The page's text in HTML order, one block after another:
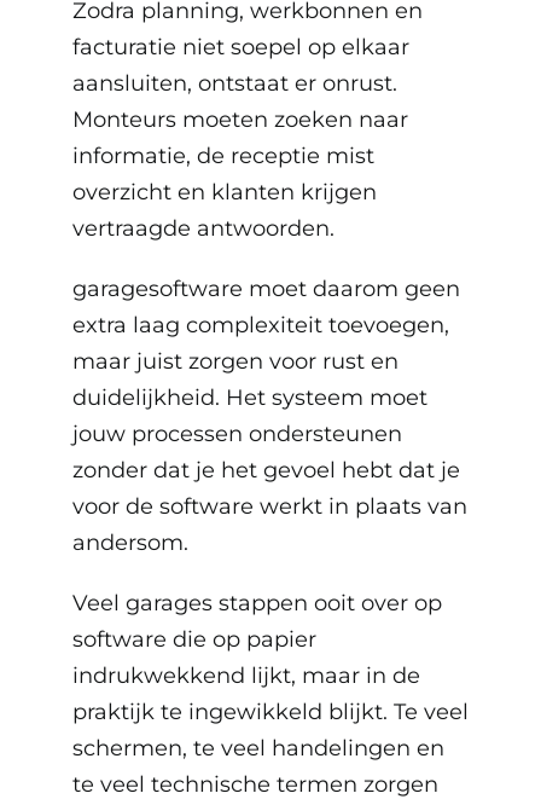
Zodra planning, werkbonnen en
facturatie niet soepel op elkaar
aansluiten, ontstaat er onrust.
Monteurs moeten zoeken naar
informatie, de receptie mist
overzicht en klanten krijgen
vertraagde antwoorden.
garagesoftware moet daarom geen
extra laag complexiteit toevoegen,
maar juist zorgen voor rust en
duidelijkheid. Het systeem moet
jouw processen ondersteunen
zonder dat je het gevoel hebt dat je
voor de software werkt in plaats van
andersom.
Veel garages stappen ooit over op
software die op papier
indrukwekkend lijkt, maar in de
praktijk te ingewikkeld blijkt. Te veel
schermen, te veel handelingen en
te veel technische termen zorgen